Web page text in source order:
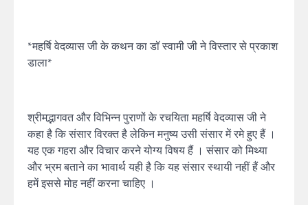
*महर्षि वेदव्यास जी के कथन का डॉ स्वामी जी ने विस्तार से प्रकाश
डाला*
श्रीमद्भागवत और विभिन्न पुराणों के रचयिता महर्षि वेदव्यास जी ने
कहा है कि संसार विरक्त है लेकिन मनुष्य उसी संसार में रमे हुए हैं ।
यह एक गहरा और विचार करने योग्य विषय हैं । संसार को मिथ्या
और भ्रम बताने का भावार्थ यही है कि यह संसार स्थायी नहीं हैं और
हमें इससे मोह नहीं करना चाहिए ।